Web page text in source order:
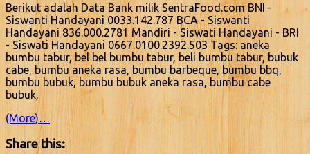
Berikut adalah Data Bank milik SentraFood.com BNI -
Siswanti Handayani 0033.142.787 BCA - Siswanti
Handayani 836.000.2781 Mandiri - Siswati Handayani - BRI
- Siswati Handayani 0667.0100.2392.503 Tags: aneka
bumbu tabur, bel bel bumbu tabur, beli bumbu tabur, bubuk
cabe, bumbu aneka rasa, bumbu barbeque, bumbu bbq,
bumbu bubuk, bumbu bubuk aneka rasa, bumbu cabe
bubuk,
(More)…
Share this: